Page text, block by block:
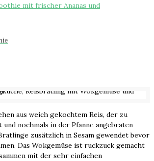
aus weich gekochtem Reis, der zu
nochmals in der Pfanne angebraten
zusätzlich in Sesam gewendet bevor
Das Wokgemüse ist ruckzuck gemacht
mit der sehr einfachen